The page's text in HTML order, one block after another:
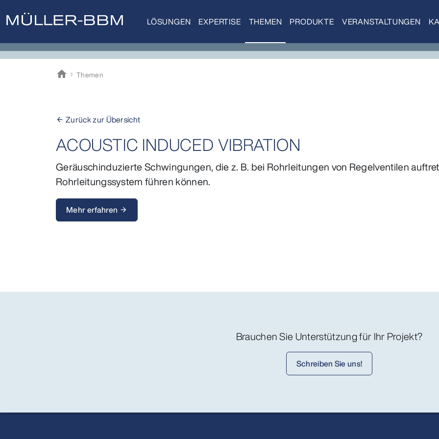
LÖSUNGEN EXPERTISE THEMEN PRODUKTE VERANSTALTUNGEN
home
Müller-BBM
Themen
arrow_back Zurück zur Übersicht
ACOUSTIC INDUCED VIBRATION
Geräuschinduzierte Schwingungen, die z. B. bei Rohrleitungen von Regelventilen
Rohrleitungssystem führen können.
Mehr erfahren arrow_forward
Brauchen Sie Unterstützung für Ihr Projekt?
Schreiben Sie uns!